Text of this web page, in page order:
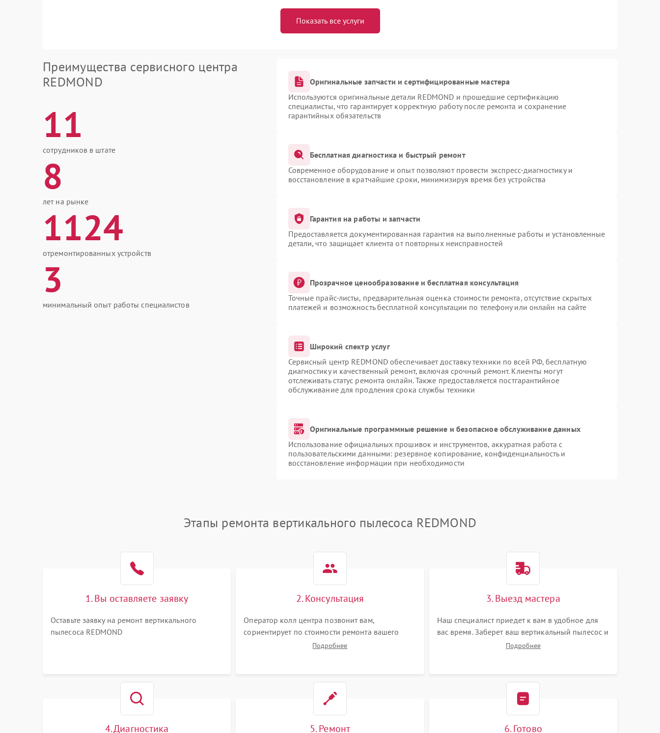
Показать все услуги
Преимущества сервисного центра
REDMOND
11
сотрудников в штате
8
лет на рынке
1124
отремонтированных устройств
3
минимальный опыт работы специалистов
Оригинальные запчасти и сертифицированные мастера
Используются оригинальные детали REDMOND и прошедшие сертификацию
специалисты, что гарантирует корректную работу после ремонта и сохранение
гарантийных обязательств
Бесплатная диагностика и быстрый ремонт
Современное оборудование и опыт позволяют провести экспресс-диагностику и
восстановление в кратчайшие сроки, минимизируя время без устройства
Гарантия на работы и запчасти
Предоставляется документированная гарантия на выполненные работы и установленные
детали, что защищает клиента от повторных неисправностей
Прозрачное ценообразование и бесплатная консультация
Точные прайс-листы, предварительная оценка стоимости ремонта, отсутствие скрытых
платежей и возможность бесплатной консультации по телефону или онлайн на сайте
Широкий спектр услуг
Сервисный центр REDMOND обеспечивает доставку техники по всей РФ, бесплатную
диагностику и качественный ремонт, включая срочный ремонт. Клиенты могут
отслеживать статус ремонта онлайн. Также предоставляется постгарантийное
обслуживание для продления срока службы техники
Оригинальные программные решение и безопасное обслуживание данных
Использование официальных прошивок и инструментов, аккуратная работа с
пользовательскими данными: резервное копирование, конфиденциальность и
восстановление информации при необходимости
Этапы ремонта вертикального пылесоса REDMOND
1. Вы оставляете заявку
Оставьте заявку на ремонт вертикального
пылесоса REDMOND
2. Консультация
Оператор колл центра позвонит вам,
сориентирует по стоимости ремонта вашего
вертикального пылесоса а также ответит на все
Подробнее
3. Выезд мастера
Наш специалист приедет к вам в удобное для
вас время. Заберет ваш вертикальный пылесос и
привезет на склад для диагностики.
Подробнее
4. Диагностика 5. Ремонт 6. Готово